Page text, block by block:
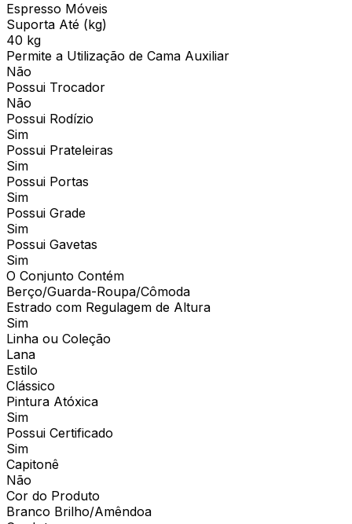
Espresso Móveis
Suporta Até (kg)
40 kg
Permite a Utilização de Cama Auxiliar
Não
Possui Trocador
Não
Possui Rodízio
Sim
Possui Prateleiras
Sim
Possui Portas
Sim
Possui Grade
Sim
Possui Gavetas
Sim
O Conjunto Contém
Berço/Guarda-Roupa/Cômoda
Estrado com Regulagem de Altura
Sim
Linha ou Coleção
Lana
Estilo
Clássico
Pintura Atóxica
Sim
Possui Certificado
Sim
Capitonê
Não
Cor do Produto
Branco Brilho/Amêndoa